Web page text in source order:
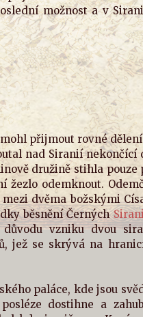
možnost a v
přijmout rovné
nad Siranií
družině stihla
odemknout.
dvěma božskými
běsnění Černých
vzniku dvou
jež se skrývá na
paláce, kde jsou
dostihne a